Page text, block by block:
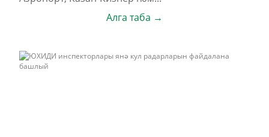
Алга таба →